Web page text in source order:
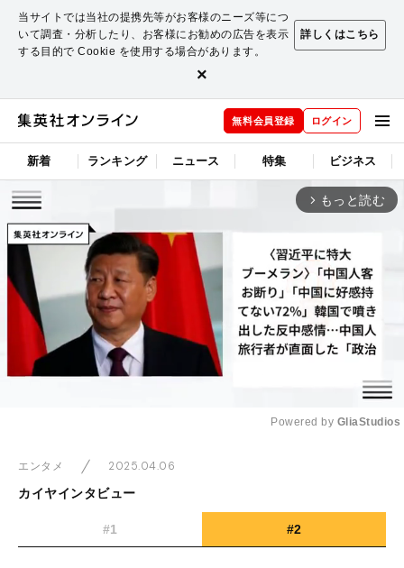
当サイトでは当社の提携先等がお客様のニーズ等につ
いて調査・分析したり、お客様にお勧めの広告を表示
する目的で Cookie を使用する場合があります。
詳しくはこちら
×
無料会員登録 ログイン
新着 ランキング ニュース 特集 ビジネス
arrow_forward_ios もっと読む
Powered by GliaStudios
エンタメ
2025.04.06
カイヤインタビュー
#1 #2